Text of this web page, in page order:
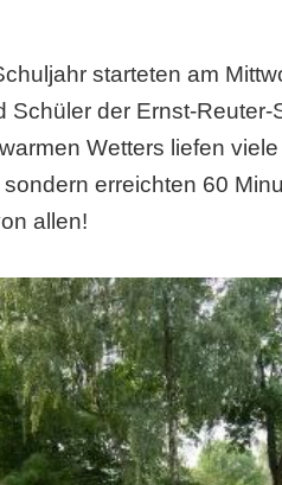
starteten am
Schüler der Ernst-
Wetters liefen
erreichten 60
allen!